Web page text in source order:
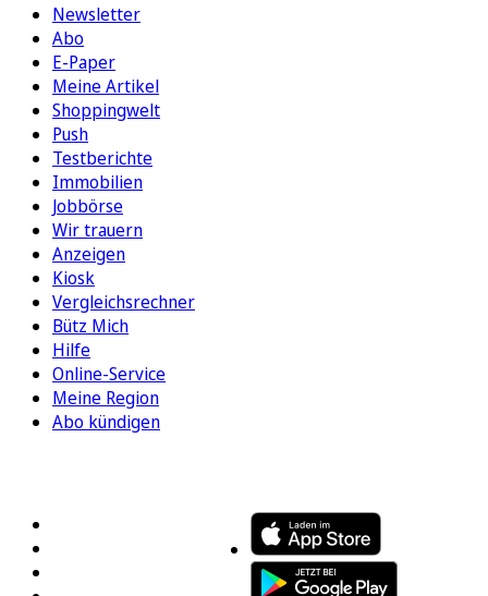
Newsletter
Abo
E-Paper
Meine Artikel
Shoppingwelt
Push
Testberichte
Immobilien
Jobbörse
Wir trauern
Anzeigen
Kiosk
Vergleichsrechner
Bütz Mich
Hilfe
Online-Service
Meine Region
Abo kündigen